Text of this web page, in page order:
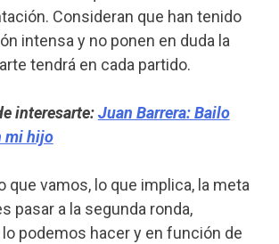
Consideran que han tenido
intensa y no ponen en duda la
tendrá en cada partido.
interesarte:Juan Barrera: Bailo
mi hijo
que vamos, lo que implica, la meta
pasar a la segunda ronda,
podemos hacer y en función de